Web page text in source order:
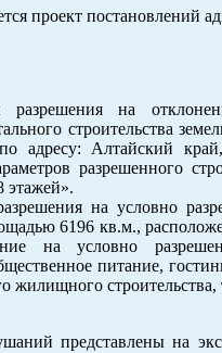
проект постановлений
на
строительства
адресу: Алтайский
разрешенного
этажей».
на условно
6196 кв.м.,
на условно
питание,
жилищного
представлены на